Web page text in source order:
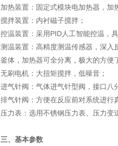
加热装置：固定式模块电加热器，加
搅拌装置：内衬磁子搅拌；
控温装置：采用PID人工智能控温，
测温装置：高精度测温传感器，深入
釜体，加热器可全分离，极大的方便
无刷电机：大扭矩搅拌，低噪音；
进气针阀：气体进气针型阀，接口八
排气针阀：方便在反应前对系统进行
压力表：选用不锈钢压力表、压力变
三、基本参数